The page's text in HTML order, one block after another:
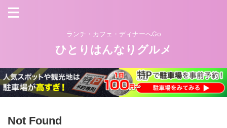
ランチ・カフェ・ディナーへGo
ひとりはんなりグルメ
Not Found